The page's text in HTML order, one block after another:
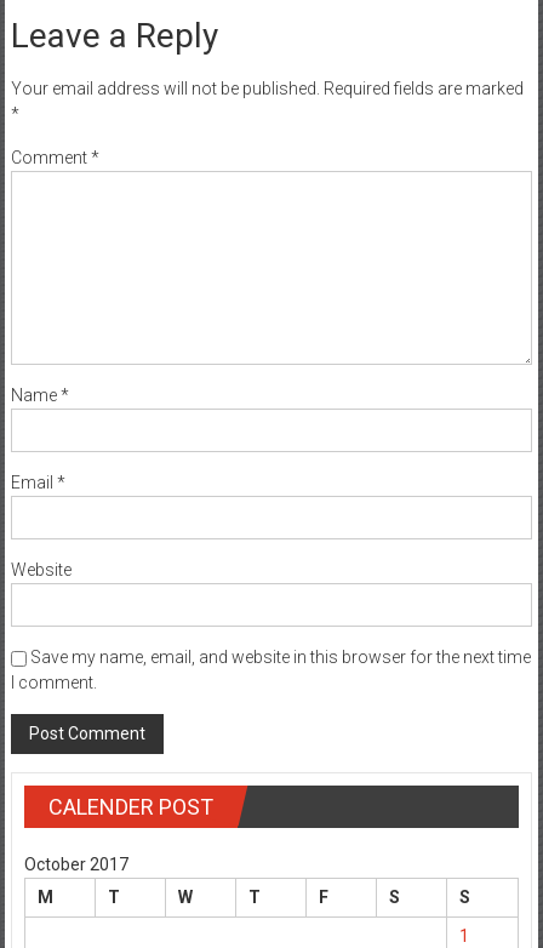
Leave a Reply
Your email address will not be published. Required fields are marked
*
Comment*
Name*
Email *
Website
Save my name, email, and website in this browser for the next time
I comment.
CALENDER POST
October 2017
M
T W T F S
S
1